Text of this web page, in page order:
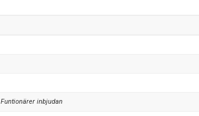
Funtionärer inbjudan